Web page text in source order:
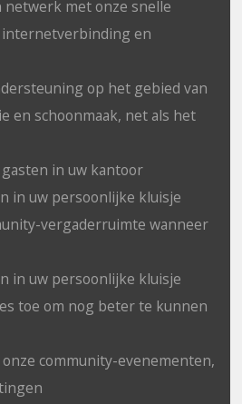
netwerk met onze snelle
en
op het gebied van
en schoonmaak, net als het
in uw kantoor
in uw persoonlijke kluisje
vergaderruimte wanneer
in uw persoonlijke kluisje
toe om nog beter te kunnen
community-evenementen,